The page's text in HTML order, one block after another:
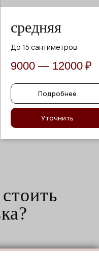
средняя
До 15 сантиметров
9000 — 12000 ₽
Подробнее
Уточнить